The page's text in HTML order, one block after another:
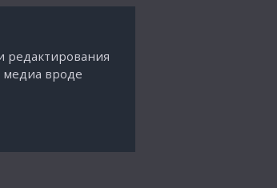
редактирования
медиа вроде